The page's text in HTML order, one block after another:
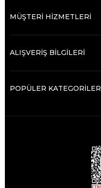
MÜŞTERİ HİZMETLERİ
ALIŞVERİŞ BİLGİLERİ
POPÜLER KATEGORİLER